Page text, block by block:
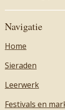
Navigatie
Home
Sieraden
Leerwerk
Festivals en